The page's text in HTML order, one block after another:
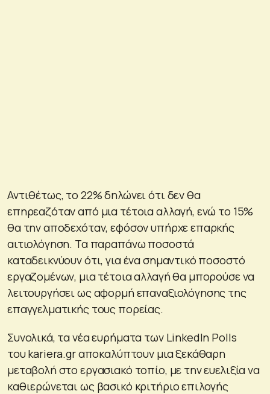
Αντιθέτως, το 22% δηλώνει ότι δεν θα
επηρεαζόταν από μια τέτοια αλλαγή, ενώ το 15%
θα την αποδεχόταν, εφόσον υπήρχε επαρκής
αιτιολόγηση. Τα παραπάνω ποσοστά
καταδεικνύουν ότι, για ένα σημαντικό ποσοστό
εργαζομένων, μια τέτοια αλλαγή θα μπορούσε να
λειτουργήσει ως αφορμή επαναξιολόγησης της
επαγγελματικής τους πορείας.
Συνολικά, τα νέα ευρήματα των LinkedIn Polls
του kariera.gr αποκαλύπτουν μια ξεκάθαρη
μεταβολή στο εργασιακό τοπίο, με την ευελιξία να
καθιερώνεται ως βασικό κριτήριο επιλογής